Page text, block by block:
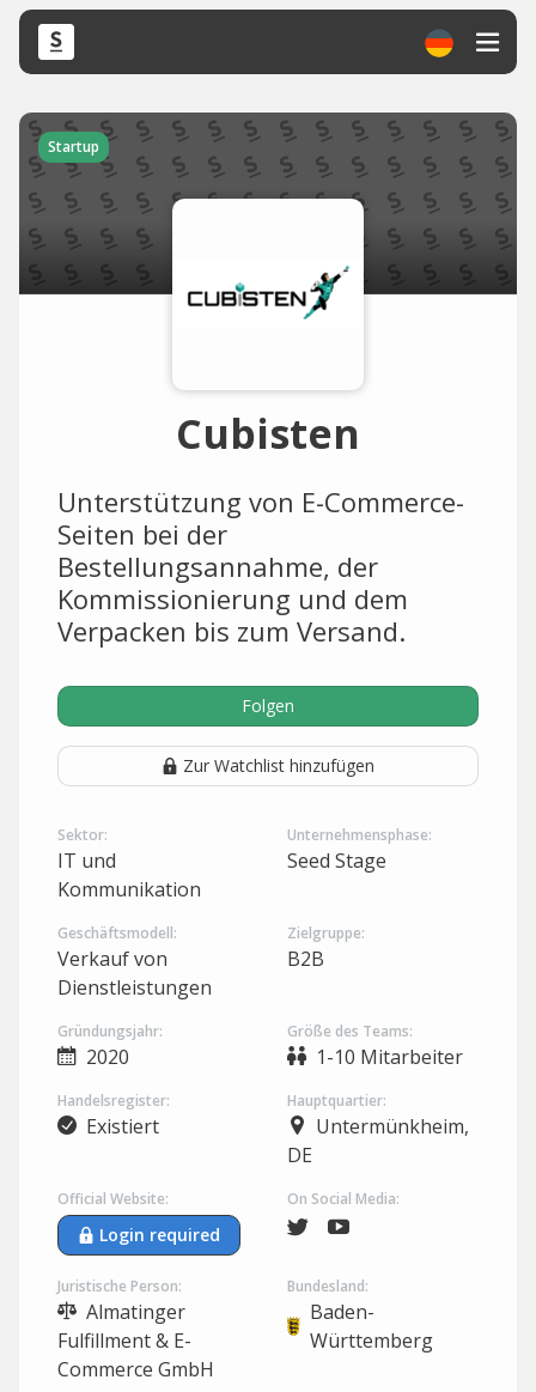
Startup
Cubisten
Unterstützung von E-Commerce-
Seiten bei der
Bestellungsannahme, der
Kommissionierung und dem
Verpacken bis zum Versand.
Folgen
Zur Watchlist hinzufügen
Sektor:
IT und
Kommunikation
Unternehmensphase:
Seed Stage
Geschäftsmodell:
Verkauf von
Dienstleistungen
Zielgruppe:
B2B
Gründungsjahr:
2020
Größe des Teams:
1-10 Mitarbeiter
Handelsregister:
Existiert
Hauptquartier:
Untermünkheim,
DE
Official Website:
Login required
On Social Media:
Juristische Person:
Almatinger
Fulfillment & E-
Commerce GmbH
Bundesland:
Baden-
Württemberg